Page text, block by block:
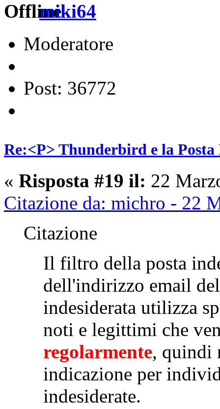
miki64
Moderatore
Post: 36772
Re:<P> Thunderbird e la
« Risposta #19 il: 22
Citazione da: michro - 22
Citazione
Il filtro della posta
dell'indirizzo email
indesiderata utilizza
noti e legittimi che
regolarmente, quindi
indicazione per
indesiderate.